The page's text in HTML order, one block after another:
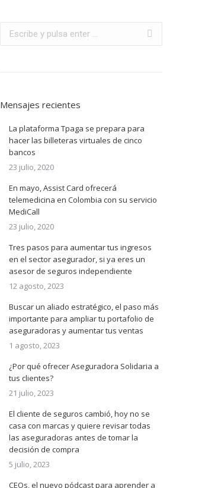
Buscar:
Mensajes recientes
La plataforma Tpaga se prepara para
hacer las billeteras virtuales de cinco
bancos
23 julio, 2020
En mayo, Assist Card ofrecerá
telemedicina en Colombia con su servicio
MediCall
23 julio, 2020
Tres pasos para aumentar tus ingresos
en el sector asegurador, si ya eres un
asesor de seguros independiente
12 agosto, 2023
Buscar un aliado estratégico, el paso más
importante para ampliar tu portafolio de
aseguradoras y aumentar tus ventas
1 agosto, 2023
¿Por qué ofrecer Aseguradora Solidaria a
tus clientes?
21 julio, 2023
El cliente de seguros cambió, hoy no se
casa con marcas y quiere revisar todas
las aseguradoras antes de tomar la
decisión de compra
5 julio, 2023
CEOs, el nuevo pódcast para aprender a